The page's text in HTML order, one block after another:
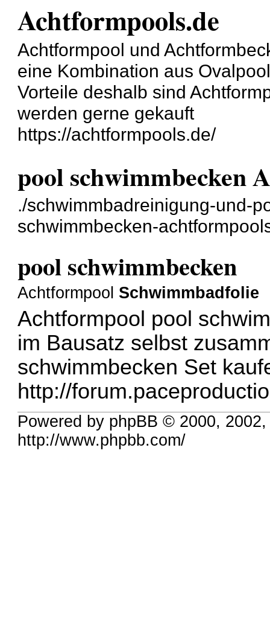
Achtformpools.de
Achtformpool und
eine Kombination aus
Vorteile deshalb sind
werden gerne gekauft
https://achtformpools.de/
pool schwimmbecken
./schwimmbadreinigung-und-
schwimmbecken-
pool schwimmbecken
Achtformpool Schwimmbadfolie
Achtformpool pool
im Bausatz selbst
schwimmbecken Set
http://
Powered by phpBB © 2000,
http://www.phpbb.com/